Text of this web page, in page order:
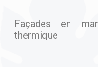
Façades en
thermique